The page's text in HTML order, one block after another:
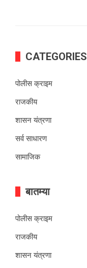
CATEGORIES
पोलीस क्राइम
राजकीय
शासन यंत्रणा
सर्व साधारण
सामाजिक
बातम्या
पोलीस क्राइम
राजकीय
शासन यंत्रणा